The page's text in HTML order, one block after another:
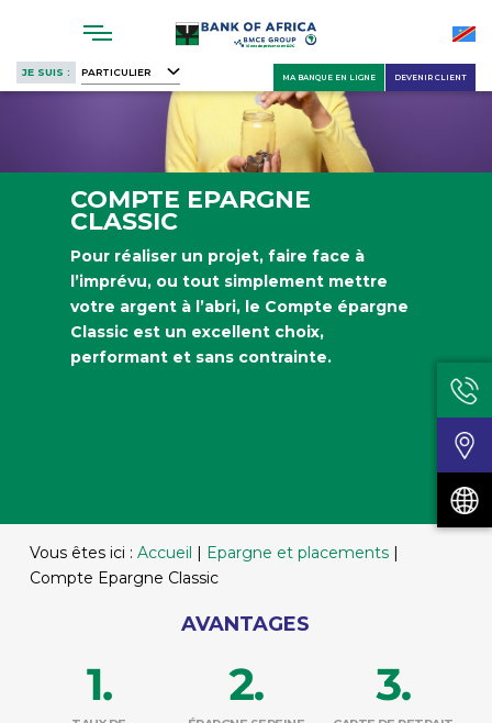
main
content
JE SUIS : PARTICULIER DEVENIR CLIENT
MA BANQUE EN LIGNE
COMPTE EPARGNE
CLASSIC
Pour réaliser un projet, faire face à
l’imprévu, ou tout simplement mettre
votre argent à l’abri, le Compte épargne
Classic est un excellent choix,
performant et sans contrainte.
Vous êtes ici : Accueil | Epargne et placements|
Compte Epargne Classic
AVANTAGES